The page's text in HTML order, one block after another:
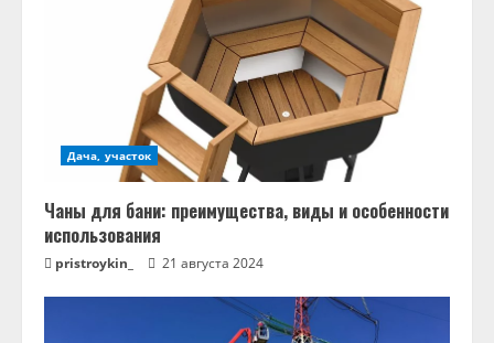
Дача, участок
Чаны для бани: преимущества, виды и особенности
использования
pristroykin_ 21 августа 2024